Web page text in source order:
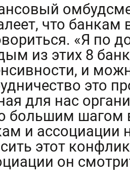
что банкам
«Я по
из этих 8
и
это
для нас
большим шагом
и ассоциации
этот
он